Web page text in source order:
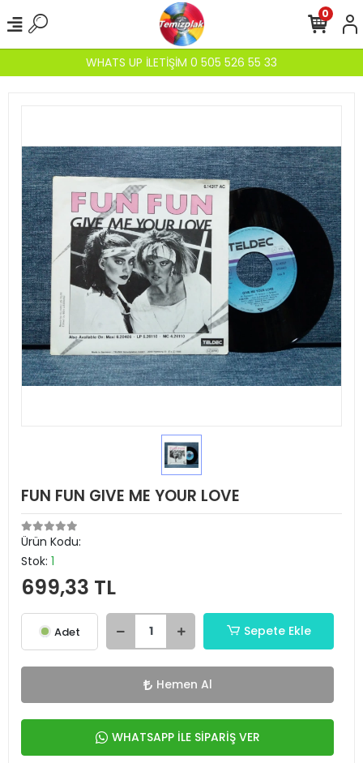
WHATS UP İLETİŞİM 0 505 526 55 33
0
FUN FUN GIVE ME YOUR LOVE
Ürün Kodu:
Stok: 1
699,33 TL
Adet Sepete Ekle
Hemen Al
WHATSAPP İLE SİPARİŞ VER